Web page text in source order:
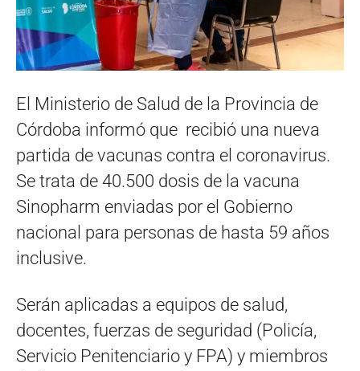
El Ministerio de Salud de la Provincia de
Córdoba informó que recibió una nueva
partida de vacunas contra el coronavirus.
Se trata de 40.500 dosis de la vacuna
Sinopharm enviadas por el Gobierno
nacional para personas de hasta 59 años
inclusive.
Serán aplicadas a equipos de salud,
docentes, fuerzas de seguridad (Policía,
Servicio Penitenciario y FPA) y miembros